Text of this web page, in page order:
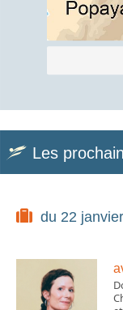
Les
du 22